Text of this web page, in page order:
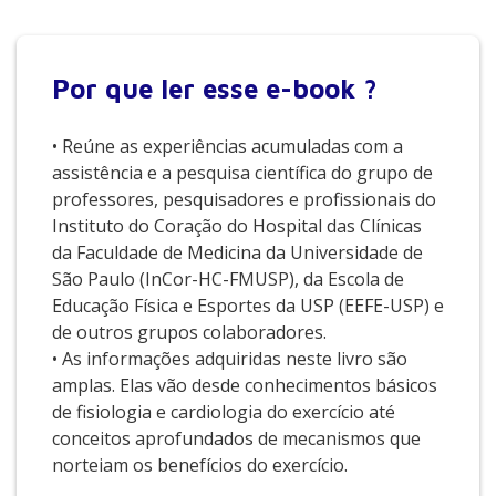
Por que ler esse e-book ?
• Reúne as experiências acumuladas com a
assistência e a pesquisa científica do grupo de
professores, pesquisadores e profissionais do
Instituto do Coração do Hospital das Clínicas
da Faculdade de Medicina da Universidade de
São Paulo (InCor-HC-FMUSP), da Escola de
Educação Física e Esportes da USP (EEFE-USP) e
de outros grupos colaboradores.
• As informações adquiridas neste livro são
amplas. Elas vão desde conhecimentos básicos
de fisiologia e cardiologia do exercício até
conceitos aprofundados de mecanismos que
norteiam os benefícios do exercício.